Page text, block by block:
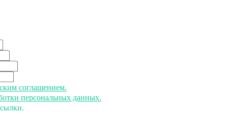
соглашением.
персональных данных.